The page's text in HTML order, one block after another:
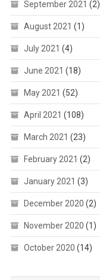
September 2021 (2)
August 2021 (1)
July 2021 (4)
June 2021 (18)
May 2021 (52)
April 2021 (108)
March 2021 (23)
February 2021 (2)
January 2021 (3)
December 2020 (2)
November 2020 (1)
October 2020 (14)